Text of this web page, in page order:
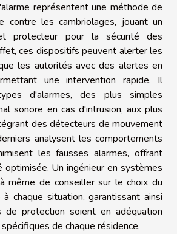
représentent une méthode de
contre les cambriolages, jouant un
protecteur pour la sécurité des
ces dispositifs peuvent alerter les
les autorités avec des alertes en
une intervention rapide. Il
d'alarmes, des plus simples
sonore en cas d'intrusion, aux plus
des détecteurs de mouvement
analysent les comportements
les fausses alarmes, offrant
optimisée. Un ingénieur en systèmes
même de conseiller sur le choix du
chaque situation, garantissant ainsi
de protection soient en adéquation
de chaque résidence.